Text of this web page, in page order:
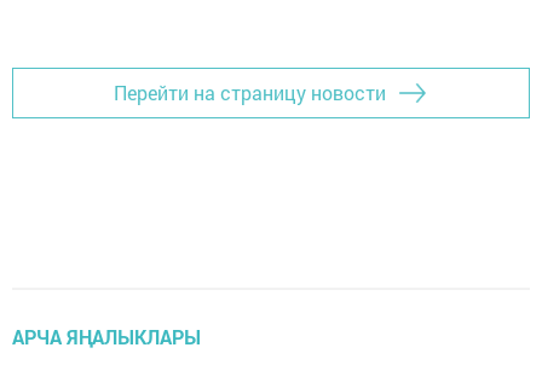
Перейти на страницу новости
АРЧА ЯҢАЛЫКЛАРЫ